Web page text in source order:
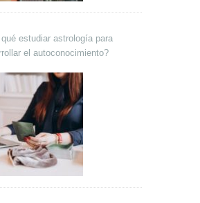
estudiar astrología para
el autoconocimiento?